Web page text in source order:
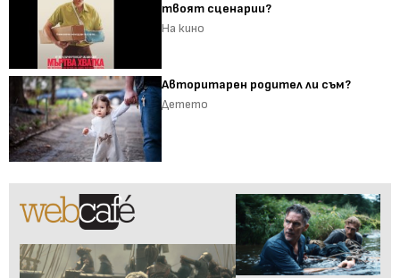
твоят сценарии?
На кино
Авторитарен родител ли съм?
Детето